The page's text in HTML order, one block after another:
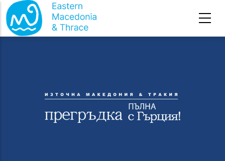
Премини към основното съдържание